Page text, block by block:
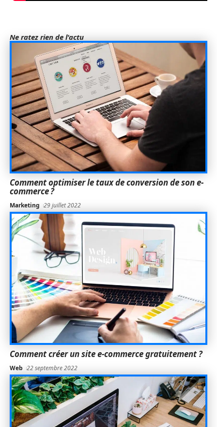
Ne ratez rien de l'actu
Comment optimiser le taux de conversion de son e-
commerce ?
Marketing 29 juillet 2022
Comment créer un site e-commerce gratuitement ?
Web 22 septembre 2022